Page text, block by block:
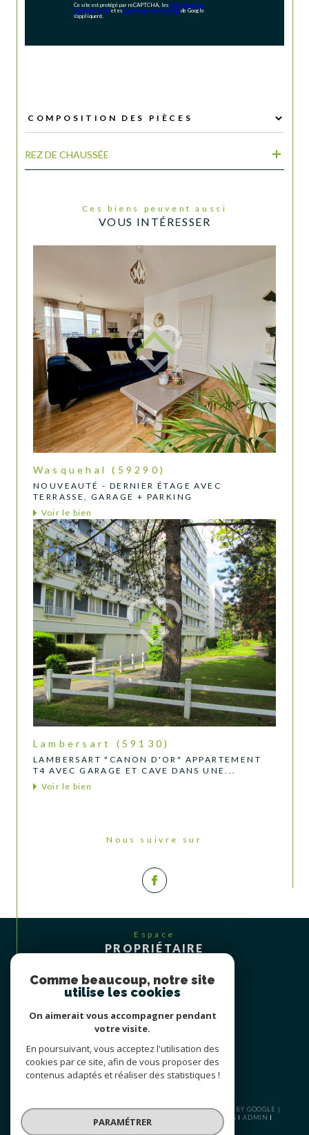
Ce site est protégé par reCAPTCHA, les Politiques de
Confidentialité et esConditions d'utilisationde Google
s'appliquent.
REZ DE CHAUSSÉE
Ces biens peuvent aussi
VOUS INTÉRESSER
Wasquehal (59290)
NOUVEAUTÉ - DERNIER ÉTAGE AVEC
TERRASSE, GARAGE + PARKING
Voir le bien
Lambersart (59130)
LAMBERSART "CANON D'OR" APPARTEMENT
T4 AVEC GARAGE ET CAVE DANS UNE...
Voir le bien
Nous suivre sur
Espace
PROPRIÉTAIRE
© 2026 | TOUS DROITS RÉSERVÉS | TRADUCTION POWERED BY GOOGLE |
NOS HONORAIRES MENTIONS LÉGALES
ADMIN
NOS LIENS
POLITIQUE RGPD COOKIES
Comme beaucoup, notre site
utilise les cookies
On aimerait vous accompagner pendant
votre visite.
En poursuivant, vous acceptez l'utilisation des
cookies par ce site, afin de vous proposer des
contenus adaptés et réaliser des statistiques !
PARAMÉTRER